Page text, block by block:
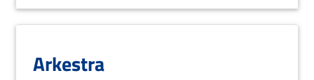
Arkestra